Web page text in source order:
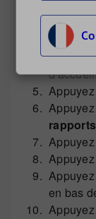
rapports
en bas